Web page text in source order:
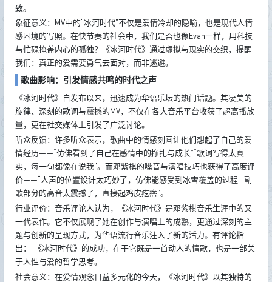
致。
象征意义：MV中的“冰河时代”不仅是爱情冷却的隐喻，也是现代人情
感困境的写照。在快节奏的社会中，我们是否也像Evan一样，用科技
与忙碌掩盖内心的孤独？《冰河时代》通过虚拟与现实的交织，提醒
我们：真正的爱需要勇气去面对，而非逃避。
歌曲影响：引发情感共鸣的时代之声
《冰河时代》自发布以来，迅速成为华语乐坛的热门话题。其凄美的
旋律、深刻的歌词与震撼的MV，不仅在各大音乐平台收获了超高播放
量，更在社交媒体上引发了广泛讨论。
听众反馈：许多听众表示，歌曲中的情感刻画让他们想起了自己的爱
情经历——“仿佛看到了自己在感情中的挣扎与成长”“歌词写得太真
实，每一句都像在说我”。而邓紫棋的嗓音与演唱技巧也获得了高度评
价——“人声的位置设计太巧妙了，仿佛能感受到冰雪覆盖的过程”“副
歌部分的高音太震撼了，直接起鸡皮疙瘩”。
行业评价：音乐评论人认为，《冰河时代》是邓紫棋音乐生涯中的又
一代表作。它不仅展现了她在创作与演唱上的成熟，更通过深刻的主
题与创新的呈现方式，为华语流行音乐注入了新的活力。有评论指
出：“《冰河时代》的成功，在于它既是一首动人的情歌，也是一部关
于人性与爱的哲学思考。”
社会意义：在爱情观念日益多元化的今天，《冰河时代》以其独特的